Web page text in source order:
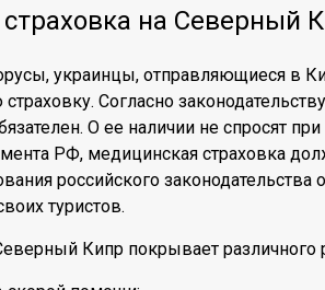
на Северный
украинцы, отправляющиеся в
страховку. Согласно
О ее наличии не спросят
РФ, медицинская страховка
российского
туристов.
Кипр покрывает различного